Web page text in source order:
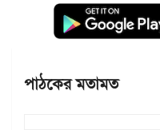
পাঠকের মতামত